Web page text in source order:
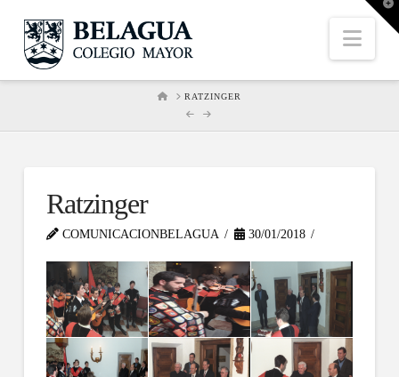
HOMERATZINGER
Ratzinger
COMUNICACIONBELAGUA 30/01/2018